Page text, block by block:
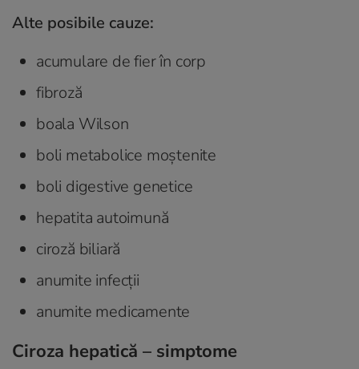
Alte posibile cauze:
acumulare de fier în corp
fibroză
boala Wilson
boli metabolice moștenite
boli digestive genetice
hepatita autoimună
ciroză biliară
anumite infecții
anumite medicamente
Ciroza hepatică – simptome